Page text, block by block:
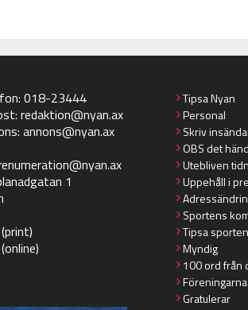
018-23444
redaktion@nyan.ax
annons@nyan.ax
1
Tipsa Nyan
Personal
Skriv
OBS det
Utebliven
Uppehåll i
Sportens
Tipsa sporten
Myndig
100 ord från
Gratulerar